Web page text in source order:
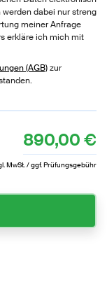
dabei nur streng
meiner Anfrage
erkläre ich mich mit
(AGB)zur
890,00 €
MwSt. / ggf. Prüfungsgebühr